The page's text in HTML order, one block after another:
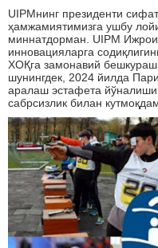
UIPMнинг президенти
ҳамжамиятимизга ушбу
миннатдорман. UIPM
инновацияларга
ХОҚга замонавий бешкураш
шунингдек, 2024 йилда
аралаш эстафета
сабрсизлик билан